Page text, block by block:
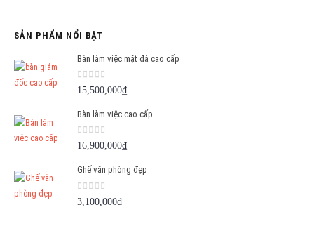
SẢN PHẨM NỔI BẬT
Bàn làm việc mặt đá cao cấp
0 out of 5
15,500,000₫
Bàn làm việc cao cấp
0out of 5
16,900,000₫
Ghế văn phòng đẹp
0 out of 5
3,100,000₫